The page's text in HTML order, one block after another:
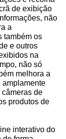
de exibição
não
a
também os
e outros
na
não só
melhora a
amplamente
de
produtos de
interativo do